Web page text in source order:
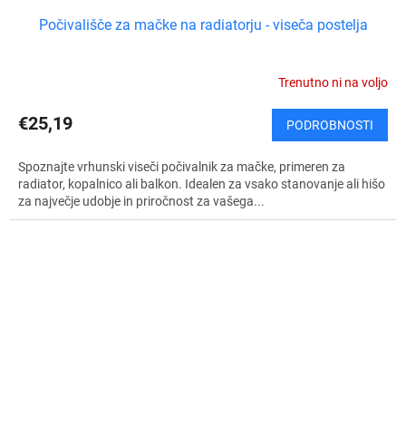
Počivališče za mačke na radiatorju - viseča postelja
Trenutno ni na voljo
€25,19 PODROBNOSTI
Spoznajte vrhunski viseči počivalnik za mačke, primeren za
radiator, kopalnico ali balkon. Idealen za vsako stanovanje ali hišo
za največje udobje in priročnost za vašega...